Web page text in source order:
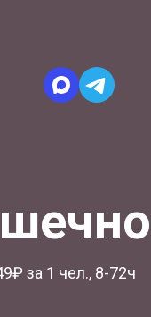
за 1 чел., 8-72ч